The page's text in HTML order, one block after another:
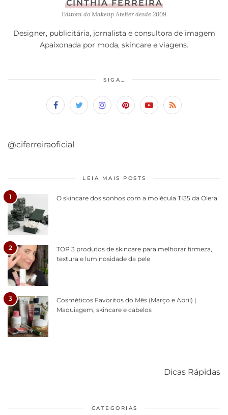
CINTHIA FERREIRA
Editora do Makeup Atelier desde 2009
Designer, publicitária, jornalista e consultora de imagem
Apaixonada por moda, skincare e viagens.
SIGA…
@ciferreiraoficial
LEIA MAIS POSTS
1 O skincare dos sonhos com a molécula TI35 da Olera
2
TOP 3 produtos de skincare para melhorar firmeza,
textura e luminosidade da pele
3
Cosméticos Favoritos do Mês (Março e Abril) |
Maquiagem, skincare e cabelos
Dicas Rápidas
diários
cabelos
CATEGORIAS